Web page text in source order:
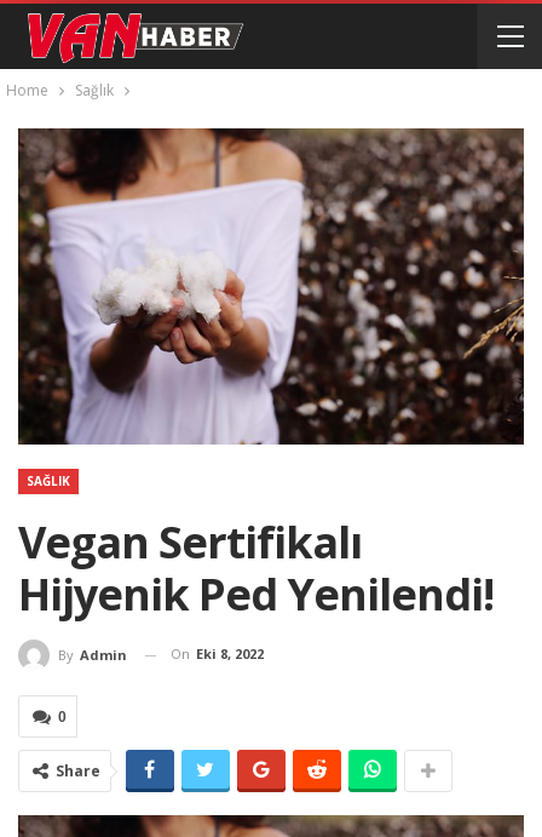
Home Sağlık
SAĞLIK
Vegan Sertifikalı
Hijyenik Ped Yenilendi!
By Admin On Eki 8, 2022
0
Share